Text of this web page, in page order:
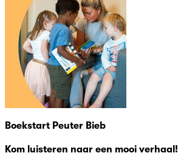
Boekstart Peuter Bieb
Kom luisteren naar een mooi verhaal!